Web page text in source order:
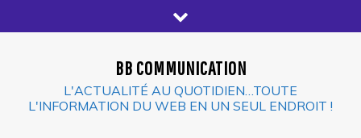
to
BB COMMUNICATION
L'ACTUALITÉ AU QUOTIDIEN…TOUTE
L'INFORMATION DU WEB EN UN SEUL ENDROIT !